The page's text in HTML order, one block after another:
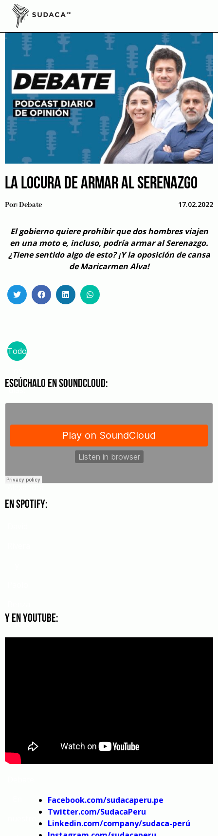
Skip
content
LA LOCURA DE ARMAR AL SERENAZGO
Por:Debate 17.02.2022
El gobierno quiere prohibir que dos hombres viajen
en una moto e, incluso, podría armar al Serenazgo.
¿Tiene sentido algo de esto? ¡Y la oposición de cansa
de Maricarmen Alva!
Todos
días,
lunes
a
Ames,
discuten
por
Escúchalo en SoundCloud:
En Spotify:
Y en Youtube:
Facebook.com/sudacaperu.pe
Twitter.com/SudacaPeru
Linkedin.com/company/sudaca-perú